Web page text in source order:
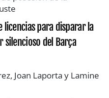
licencias para disparar la
silencioso del Barça